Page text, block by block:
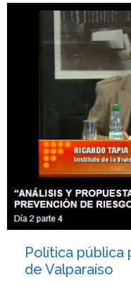
Política pública
de Valparaíso